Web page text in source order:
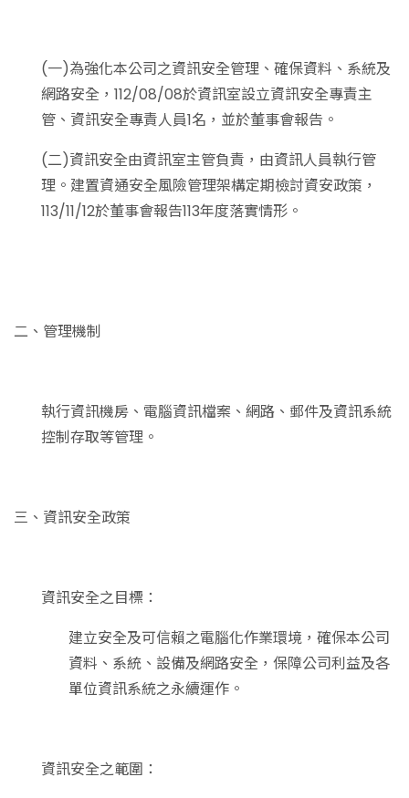
(一)為強化本公司之資訊安全管理、確保資料、系統及
網路安全，112/08/08於資訊室設立資訊安全專責主
管、資訊安全專責人員1名，並於董事會報告。
(二)資訊安全由資訊室主管負責，由資訊人員執行管
理。建置資通安全風險管理架構定期檢討資安政策，
113/11/12於董事會報告113年度落實情形。
二、管理機制
執行資訊機房、電腦資訊檔案、網路、郵件及資訊系統
控制存取等管理。
三、資訊安全政策
資訊安全之目標：
建立安全及可信賴之電腦化作業環境，確保本公司
資料、系統、設備及網路安全，保障公司利益及各
單位資訊系統之永續運作。
資訊安全之範圍：